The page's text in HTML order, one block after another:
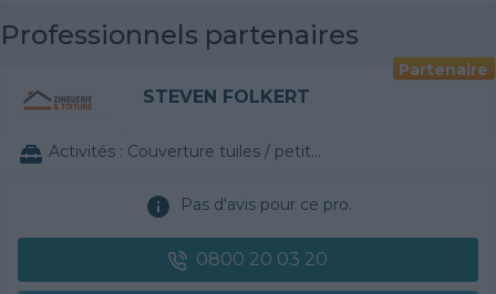
Professionnels partenaires
Partenaire
STEVEN FOLKERT
Activités : Couverture tuiles / petits éléments
Pas d'avis pour ce pro.
0800 20 03 20